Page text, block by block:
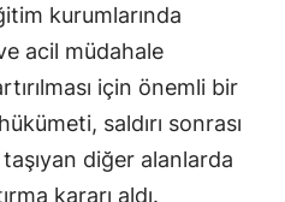
kurumlarında
acil müdahale
için önemli bir
saldırı sonrası
diğer alanlarda
kararı aldı.